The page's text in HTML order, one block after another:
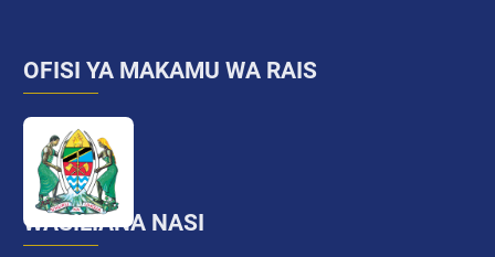
OFISI YA MAKAMU WA RAIS
WASILIANA NASI